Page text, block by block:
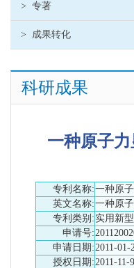
> 专著
> 成果转化
科研成果
一种原子
专利名称:一种原
英文名称:一种原
专利类别: 实用新型
申请号:
申请日期:2011-01-
授权日期:2011-11-9